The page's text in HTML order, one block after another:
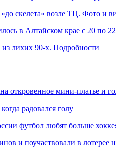
скелета» возле ТЦ. Фото и
в Алтайском крае с 20 по
лихих 90-х. Подробности
откровенное мини-платье и
радовался голу
футбол любят больше
и поучаствовали в лотерее